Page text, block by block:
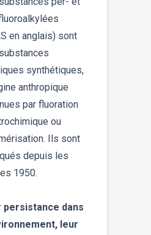
Loire-Bretagne
en anglais) sont
synthétiques,
anthropique
par fluoration
ou
Ils sont
depuis les
1950.
persistance dans
leur